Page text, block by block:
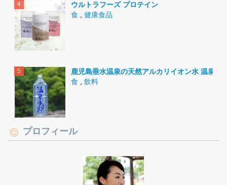
ウルトラフーズ プロテイン
食
健康食品
鹿児島垂水温泉の天然アルカリイオン水 温泉水
食
飲料
プロフィール